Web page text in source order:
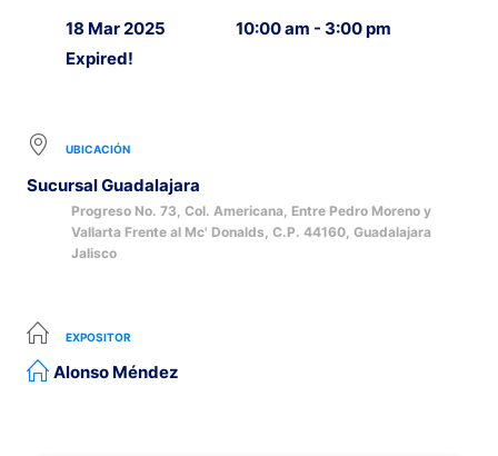
18 Mar 2025
Expired!
10:00 am - 3:00 pm
UBICACIÓN
Sucursal Guadalajara
Progreso No. 73, Col. Americana, Entre Pedro Moreno y
Vallarta Frente al Mc' Donalds, C.P. 44160, Guadalajara
Jalisco
EXPOSITOR
Alonso Méndez